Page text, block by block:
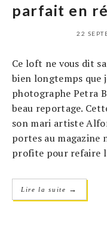
parfait en
22
Ce loft ne vous dit
bien longtemps que
photographe Petra
beau reportage.
son mari artiste
portes au magazine
profite pour refaire
Lire la suite →